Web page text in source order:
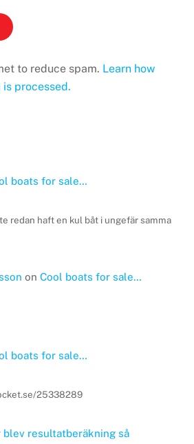
to reduce spam. Learn how
processed.
boats for sale…
redan haft en kul båt i ungefär samma
on Cool boats for sale…
boats for sale…
25338289
blev resultatberäkning så